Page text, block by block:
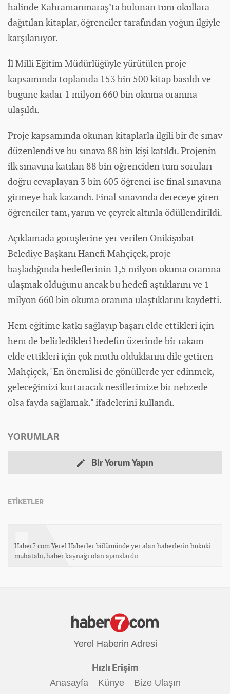
halinde Kahramanmaraş’ta bulunan tüm okullara
dağıtılan kitaplar, öğrenciler tarafından yoğun ilgiyle
karşılanıyor.
İl Milli Eğitim Müdürlüğüyle yürütülen proje
kapsamında toplamda 153 bin 500 kitap basıldı ve
bugüne kadar 1 milyon 660 bin okuma oranına
ulaşıldı.
Proje kapsamında okunan kitaplarla ilgili bir de sınav
düzenlendi ve bu sınava 88 bin kişi katıldı. Projenin
ilk sınavına katılan 88 bin öğrenciden tüm soruları
doğru cevaplayan 3 bin 605 öğrenci ise final sınavına
girmeye hak kazandı. Final sınavında dereceye giren
öğrenciler tam, yarım ve çeyrek altınla ödüllendirildi.
Açıklamada görüşlerine yer verilen Onikişubat
Belediye Başkanı Hanefi Mahçiçek, proje
başladığında hedeflerinin 1,5 milyon okuma oranına
ulaşmak olduğunu ancak bu hedefi aştıklarını ve 1
milyon 660 bin okuma oranına ulaştıklarını kaydetti.
Hem eğitime katkı sağlayıp başarı elde ettikleri için
hem de belirledikleri hedefin üzerinde bir rakam
elde ettikleri için çok mutlu olduklarını dile getiren
Mahçiçek, "En önemlisi de gönüllerde yer edinmek,
geleceğimizi kurtaracak nesillerimize bir nebzede
olsa fayda sağlamak." ifadelerini kullandı.
YORUMLAR
Bir Yorum Yapın
ETİKETLER
Haber7.com Yerel Haberler bölümünde yer alan haberlerin hukuki
muhatabı, haber kaynağı olan ajanslardır.
Yerel Haberin Adresi
Hızlı Erişim
Anasayfa Künye Bize Ulaşın